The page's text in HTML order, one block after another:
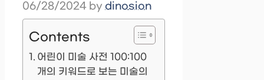
06/28/2024 by dinosion
Contents
어린이 미술 사전 100:100
개의 키워드로 보는 미술의